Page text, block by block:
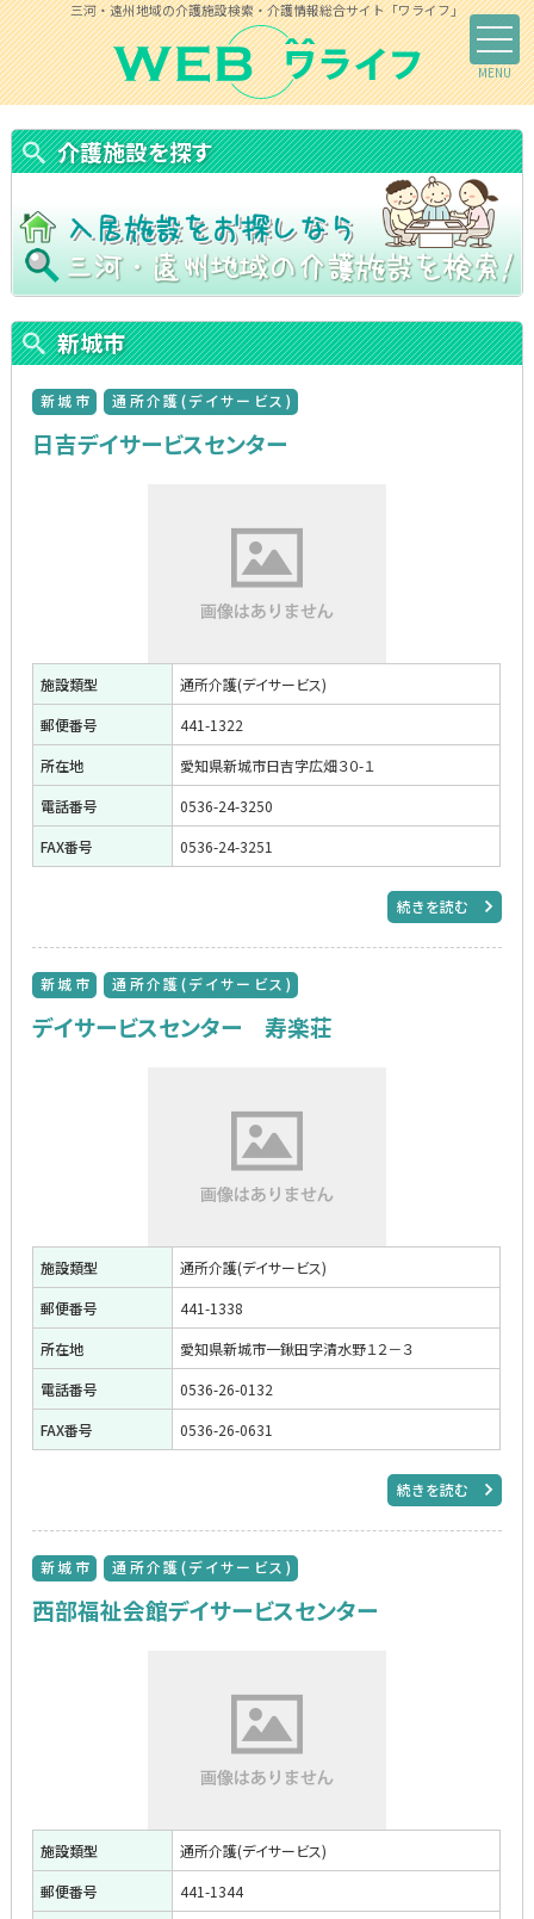
三河・遠州地域の介護施設検索・介護情報総合サイト「ワライフ」
介護施設を探す
新城市
新城市 通所介護(デイサービス)
日吉デイサービスセンター
施設類型
通所介護(デイサービス)
郵便番号
441-1322
所在地
愛知県新城市日吉字広畑３０-１
電話番号
0536-24-3250
FAX番号
0536-24-3251
続きを読む
新城市 通所介護(デイサービス)
デイサービスセンター 寿楽荘
施設類型
通所介護(デイサービス)
郵便番号
441-1338
所在地
愛知県新城市一鍬田字清水野１２－３
電話番号
0536-26-0132
FAX番号
0536-26-0631
続きを読む
新城市 通所介護(デイサービス)
西部福祉会館デイサービスセンター
施設類型
通所介護(デイサービス)
郵便番号
441-1344